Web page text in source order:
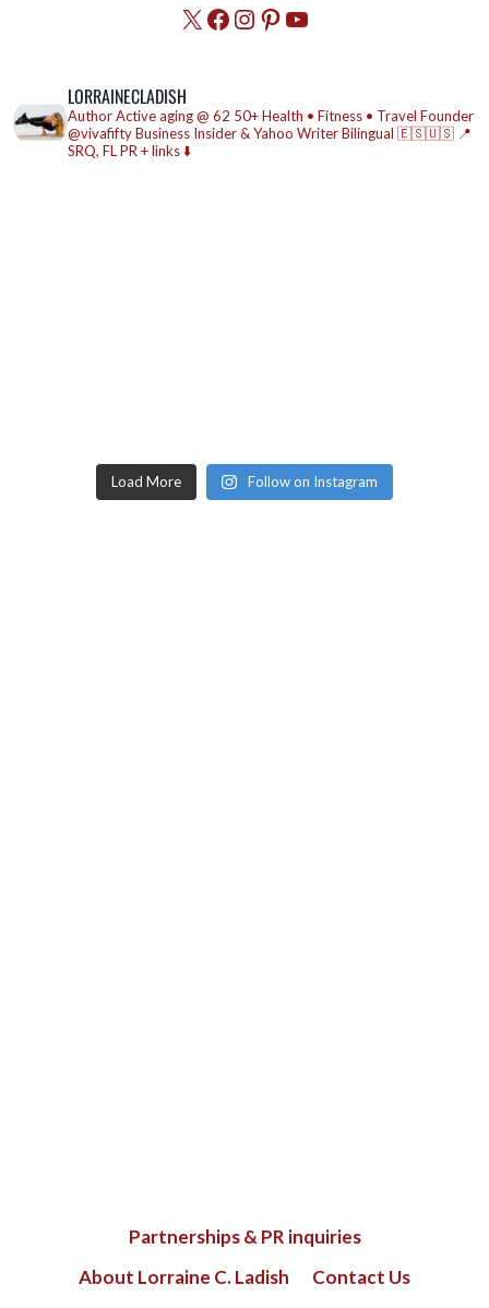
X Facebook
Instagram
Pinterest
YouTube
LORRAINECLADISH
AuthorActive aging @ 62 50+ Health • Fitness • Travel Founder
@vivafiftyBusiness Insider & Yahoo WriterBilingual 🇪🇸🇺🇸 📍
SRQ, FLPR + links ⬇️
Load More Follow on Instagram
Partnerships & PR inquiries
About Lorraine C. Ladish
Contact Us